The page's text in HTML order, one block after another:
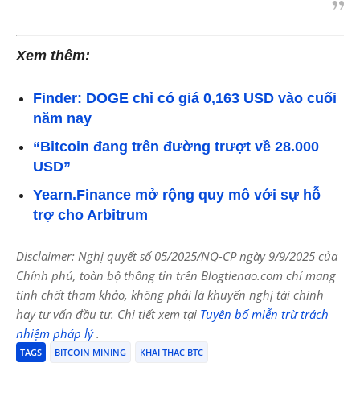
Xem thêm:
Finder: DOGE chỉ có giá 0,163 USD vào cuối
năm nay
“Bitcoin đang trên đường trượt về 28.000
USD”
Yearn.Finance mở rộng quy mô với sự hỗ
trợ cho Arbitrum
Disclaimer: Nghị quyết số 05/2025/NQ-CP ngày 9/9/2025 của
Chính phủ, toàn bộ thông tin trên Blogtienao.com chỉ mang
tính chất tham khảo, không phải là khuyến nghị tài chính
hay tư vấn đầu tư. Chi tiết xem tại Tuyên bố miễn trừ trách
nhiệm pháp lý.
TAGS BITCOIN MINING KHAI THAC BTC